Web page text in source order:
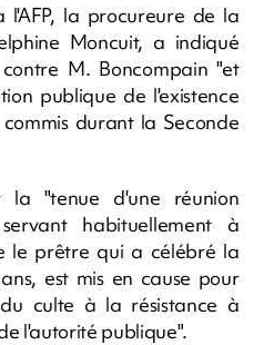
l'AFP, la procureure de la
Moncuit, a indiqué
M. Boncompain "et
publique de l'existence
durant la Seconde
la "tenue d'une réunion
habituellement à
le prêtre qui a célébré la
est mis en cause pour
culte à la résistance à
l'autorité publique".